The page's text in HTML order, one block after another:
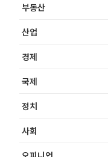
부동산
산업
경제
국제
정치
사회